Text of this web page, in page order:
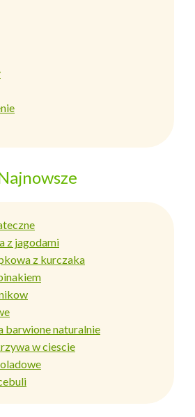
z jagodami
z kurczaka
barwione naturalnie
w ciescie